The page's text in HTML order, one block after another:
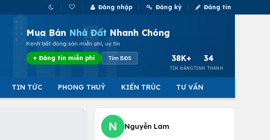
Đăng nhập Đăng ký Đăng tin
Mua Bán Nhà Đất Nhanh Chóng
Kênh bất động sản miễn phí, uy tín
+ Đăng tin miễn phí Tìm BĐS 38K+
TIN ĐĂNG
34
TỈNH THÀNH
TIN TỨC PHONG THUỶ KIẾN TRÚC TƯ VẤN
N Nguyễn Lam